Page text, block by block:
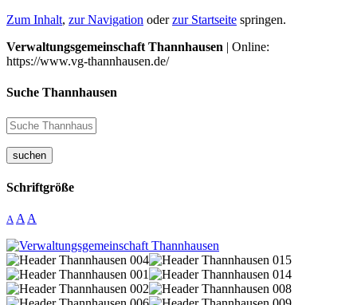
Zum Inhalt, zur Navigation oderzur Startseite springen.
Verwaltungsgemeinschaft Thannhausen | Online:
https://www.vg-thannhausen.de/
Suche Thannhausen
suchen
Schriftgröße
A A A